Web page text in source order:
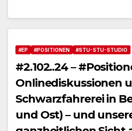
#EP #POSITIONEN #STU-STU-STUDIO
#2.102..24 –
Onlinediskussionen
Schwarzfahrerei in
und Ost) – und